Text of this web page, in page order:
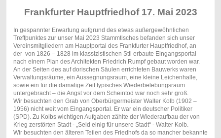
Frankfurter Hauptfriedhof 17. Mai 2023
In gespannter Erwartung aufgrund des etwas außergewöhnlichen
Treffpunktes zur unser Mai 2023 Stammtisches befanden sich unser
Vereinsmitgliedern am Hauptportal des Frankfurter Hauptfriedhof, an
der von 1826 – 1828 im klassizistischen Stil erbaute Eingangsportal
nach einem Plan des Architekten Friedrich Rumpf gebaut worden war.
An der Seiten des auf dorischen Säulen errichteten Bauwerks waren
Verwaltungsräume, ein Aussegnungsraum, eine kleine Leichenhalle,
sowie ein für die damalige Zeit typisches Wiederbelebungsraum
untergebracht – die Angst vor dem Scheintod war noch sehr groß.
Wir besuchten den Grab von Oberbürgermeister Walter Kolb (1902 –
1956) nicht weit vom Eingangsportal. Er war ein deutscher Politiker
(SPD). Zu Kolbs wichtigen Aufgaben zählte der Wiederaufbau der von
Krieg zerstörten Stadt - „Seid einig für unsere Stadt“ - Walter Kolb.
Wir besuchten den älteren Teilen des Friedhofs da so mancher bekannte